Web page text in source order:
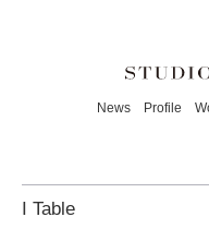
News Profile
I Table